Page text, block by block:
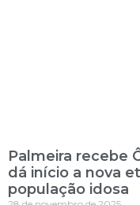
Palmeira recebe
dá início a nova
população idosa